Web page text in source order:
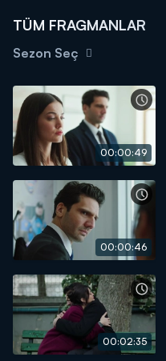
DİĞER SONUÇLAR
TÜM FRAGMANLAR
Sezon Seç
00:00:49
00:00:46
00:02:35